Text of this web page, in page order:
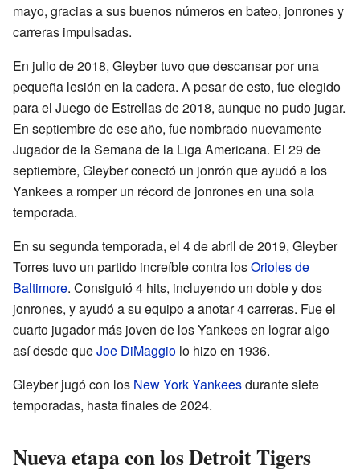
mayo, gracias a sus buenos números en bateo, jonrones y
carreras impulsadas.
En julio de 2018, Gleyber tuvo que descansar por una
pequeña lesión en la cadera. A pesar de esto, fue elegido
para el Juego de Estrellas de 2018, aunque no pudo jugar.
En septiembre de ese año, fue nombrado nuevamente
Jugador de la Semana de la Liga Americana. El 29 de
septiembre, Gleyber conectó un jonrón que ayudó a los
Yankees a romper un récord de jonrones en una sola
temporada.
En su segunda temporada, el 4 de abril de 2019, Gleyber
Torres tuvo un partido increíble contra losOrioles de
Baltimore. Consiguió 4 hits, incluyendo un doble y dos
jonrones, y ayudó a su equipo a anotar 4 carreras. Fue el
cuarto jugador más joven de los Yankees en lograr algo
así desde queJoe DiMaggio lo hizo en 1936.
Gleyber jugó con los New York Yankeesdurante siete
temporadas, hasta finales de 2024.
Nueva etapa con los Detroit Tigers